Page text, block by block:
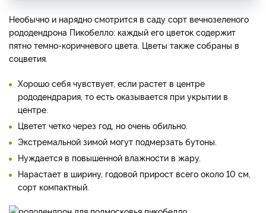
Необычно и нарядно смотрится в саду сорт вечнозеленого
рододендрона Пикобелло: каждый его цветок содержит
пятно темно-коричневого цвета. Цветы также собраны в
соцветия.
Хорошо себя чувствует, если растет в центре
рододендрария, то есть оказывается при укрытии в
центре.
Цветет четко через год, но очень обильно.
Экстремальной зимой могут подмерзать бутоны.
Нуждается в повышенной влажности в жару.
Нарастает в ширину, годовой прирост всего около 10 см,
сорт компактный.